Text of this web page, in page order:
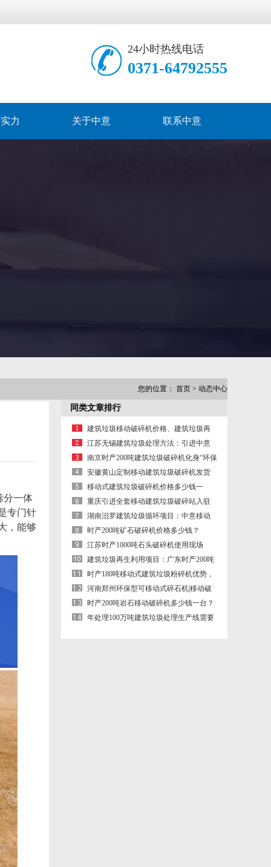
24小时热线电话
0371-64792555
力 关于中意 联系中意
您的位置： 首页 > 动态中心
分一体
专门针
，能够
同类文章排行
建筑垃圾移动破碎机价格、建筑垃圾再
生利用投入成本低、创收快
江苏无锡建筑垃圾处理方法：引进中意
废旧建筑材料破碎机促资源再生
南京时产200吨建筑垃圾破碎机化身“环保
小卫士”亮相
安徽黄山定制移动建筑垃圾破碎机发货
了！ 建筑垃圾破碎站价格
移动式建筑垃圾破碎机价格多少钱一
台？
重庆引进全套移动建筑垃圾破碎站入驻
建筑垃圾粉碎项目变废为宝
湖南汨罗建筑垃圾循环项目：中意移动
建筑垃圾破碎站投产现场
时产200吨矿石破碎机价格多少钱？
江苏时产1000吨石头破碎机使用现场
（鄂式+圆锥破碎机）
建筑垃圾再生利用项目：广东时产200吨
移动建筑垃圾破碎机生产现场
时产180吨移动式建筑垃圾粉碎机优势，
现场案例合集
河南郑州环保型可移动式碎石机|移动破
碎机
时产200吨岩石移动破碎机多少钱一台？
轮胎式岩石移动破碎机厂家
年处理100万吨建筑垃圾处理生产线需要